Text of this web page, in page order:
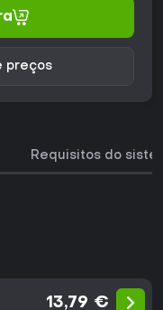
preços
Requisitos do
13,79 €